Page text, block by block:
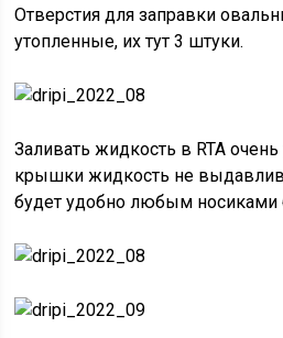
Отверстия для заправки
утопленные, их тут 3 штуки.
Заливать жидкость в RTA
крышки жидкость не
будет удобно любым носиками